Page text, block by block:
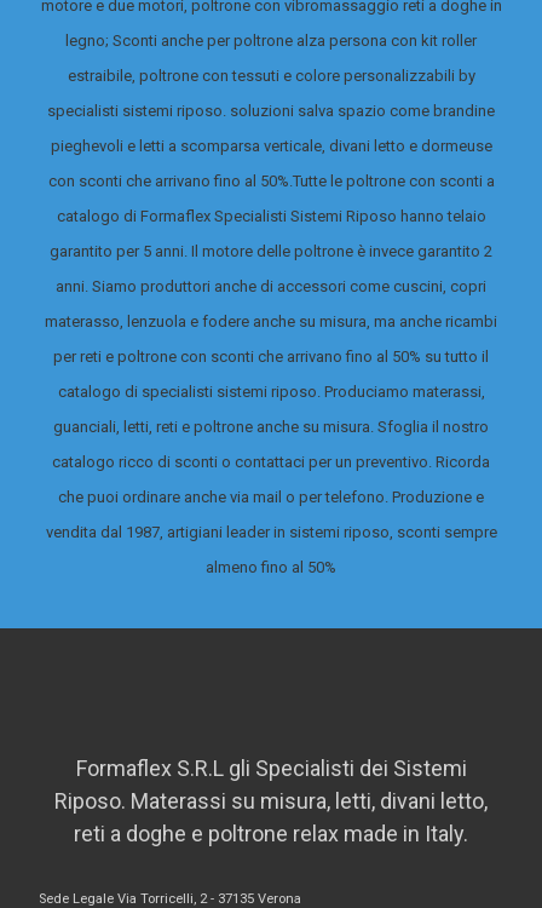
motore e due motori, poltrone con vibromassaggio reti a doghe in
legno; Sconti anche per poltrone alza persona con kit roller
estraibile, poltrone con tessuti e colore personalizzabili by
specialisti sistemi riposo. soluzioni salva spazio come brandine
pieghevoli e letti a scomparsa verticale, divani letto e dormeuse
con sconti che arrivano fino al 50%. Tutte le poltrone con sconti a
catalogo di Formaflex Specialisti Sistemi Riposo hanno telaio
garantito per 5 anni. Il motore delle poltrone è invece garantito 2
anni. Siamo produttori anche di accessori come cuscini, copri
materasso, lenzuola e fodere anche su misura, ma anche ricambi
per reti e poltrone con sconti che arrivano fino al 50% su tutto il
catalogo di specialisti sistemi riposo. Produciamo materassi,
guanciali, letti, reti e poltrone anche su misura. Sfoglia il nostro
catalogo ricco di sconti o contattaci per un preventivo. Ricorda
che puoi ordinare anche via mail o per telefono. Produzione e
vendita dal 1987, artigiani leader in sistemi riposo, sconti sempre
almeno fino al 50%
Formaflex S.R.L gli Specialisti dei Sistemi
Riposo. Materassi su misura, letti, divani letto,
reti a doghe e poltrone relax made in Italy.
Sede Legale Via Torricelli, 2 - 37135 Verona